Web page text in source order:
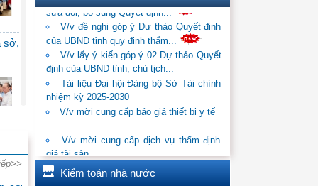
kỳ
sở,
V/v đề nghị góp ý Dự thảo Quyết định
của UBND tỉnh quy định thẩm...
V/v lấy ý kiến góp ý 02 Dự thảo Quyết
định của UBND tỉnh, chủ tịch...
Tài liệu Đại hội Đảng bộ Sở Tài chính
nhiệm kỳ 2025-2030
V/v mời cung cấp báo giá thiết bị y tế
giá tài sản
V/v mời cung cấp dịch vụ thẩm định
giá tài sản
phân công tham mưu, xử lý đề xuất
Kiểm toán nhà nước